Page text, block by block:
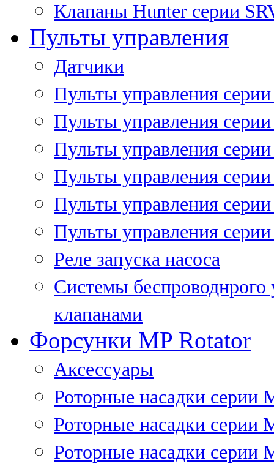
Клапаны Hunter серии
Пульты управления
Датчики
Пульты управления
Пульты управления
Пульты управления
Пульты управления
Пульты управления
Пульты управления
Реле запуска насоса
Системы
клапанами
Форсунки MP Rotator
Аксессуары
Роторные насадки серии
Роторные насадки серии
Роторные насадки серии